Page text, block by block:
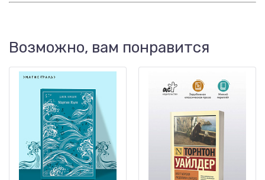
Возможно, вам понравится